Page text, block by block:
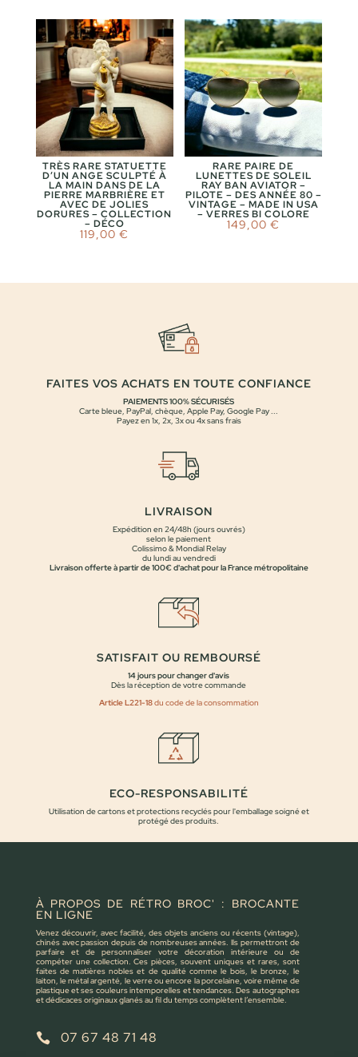
115,00 €. 95,00 €.
TRÈS RARE STATUETTE
D’UN ANGE SCULPTÉ À
LA MAIN DANS DE LA
PIERRE MARBRIÈRE ET
AVEC DE JOLIES
DORURES – COLLECTION
– DÉCO
119,00€
RARE PAIRE DE
LUNETTES DE SOLEIL
RAY BAN AVIATOR –
PILOTE – DES ANNÉE 80 –
VINTAGE – MADE IN USA
– VERRES BI COLORE
149,00€
FAITES VOS ACHATS EN TOUTE CONFIANCE
PAIEMENTS 100% SÉCURISÉS
Carte bleue, PayPal, chèque, Apple Pay, Google Pay ...
Payez en 1x, 2x, 3x ou 4x sans frais
LIVRAISON
Expédition en 24/48h (jours ouvrés)
selon le paiement
Colissimo & Mondial Relay
du lundi au vendredi
Livraison offerte à partir de 100€ d'achat pour la France métropolitaine
SATISFAIT OU REMBOURSÉ
14 jours pour changer d'avis
Dès la réception de votre commande
Article L221-18du code de la consommation
ECO-RESPONSABILITÉ
Utilisation de cartons et protections recyclés pour l'emballage soigné et
protégé des produits.
À PROPOS DE RÉTRO BROC' : BROCANTE
EN LIGNE
Venez découvrir, avec facilité, des objets anciens ou récents (vintage),
chinés avec passion depuis de nombreuses années. Ils permettront de
parfaire et de personnaliser votre décoration intérieure ou de
compéter une collection. Ces pièces, souvent uniques et rares, sont
faites de matières nobles et de qualité comme le bois, le bronze, le
laiton, le métal argenté, le verre ou encore la porcelaine, voire même de
plastique et ses couleurs intemporelles et tendances. Des autographes
et dédicaces originaux glanés au fil du temps complètent l’ensemble.
 07 67 48 71 48